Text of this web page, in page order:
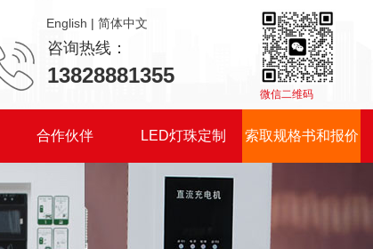
微信二维码
|
咨询热线：
13828881355
合作伙伴 LED灯珠定制 索取规格书和报价